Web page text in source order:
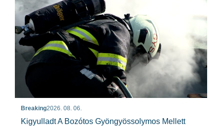
Breaking2026. 08. 06.
Kigyulladt A Bozótos Gyöngyössolymos Mellett